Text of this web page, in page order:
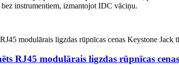
instrumentiem, izmantojot IDC vāciņu.
RJ45 modulārais ligzdas rūpnīcas